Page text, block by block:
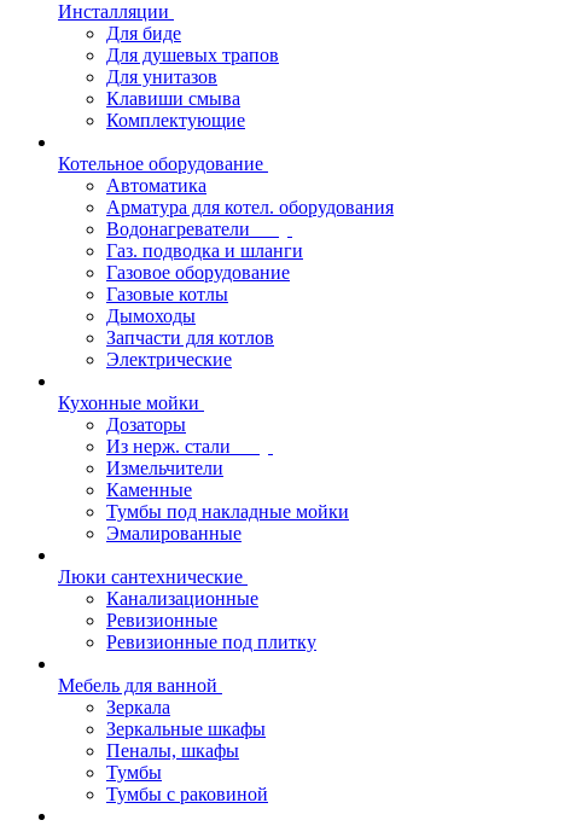
Инсталляции
Для биде
Для душевых трапов
Для унитазов
Клавиши смыва
Комплектующие
Котельное оборудование
Автоматика
Арматура для котел. оборудования
Водонагреватели
Газ. подводка и шланги
Газовое оборудование
Газовые котлы
Дымоходы
Запчасти для котлов
Электрические
Кухонные мойки
Дозаторы
Из нерж. стали
Измельчители
Каменные
Тумбы под накладные мойки
Эмалированные
Люки сантехнические
Канализационные
Ревизионные
Ревизионные под плитку
Мебель для ванной
Зеркала
Зеркальные шкафы
Пеналы, шкафы
Тумбы
Тумбы с раковиной